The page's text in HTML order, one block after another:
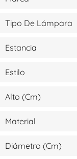
Tipo De Lámpara
Estancia
Estilo
Alto (cm)
Material
Diámetro (cm)